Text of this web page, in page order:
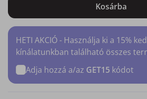
Kosárba
HETI AKCIÓ - Használja ki a 15%
kínálatunkban található összes
Adja hozzá a/az GET15 kódot